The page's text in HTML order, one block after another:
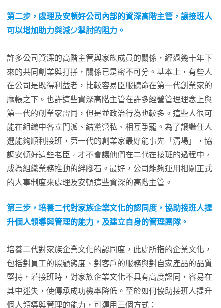
第二步，處理及安頓好公司內部的資深高階主管，讓接班人
可以增加助力與減少掣肘的阻力。
許多公司資深的高階主管與家族成員的關係，經過幾十年下
來的共同創業與打拼，關係已是密不可分。基本上，有些人
在公司是既得利益者，比較容易臣服聽命在第一代創業家的
麾帳之下。也許這些資深高階主管在許多經營管理理念上與
第一代的創業家雷同，但是並政治行為也較多。這些人很可
能在組織中各立門派、結黨營私、相互爭寵。為了讓繼任人
選能夠順利接班，第一代的創業家最好能事先「清場」，協
調安頓好這些老臣，才不會讓他們在二代在接班的過程中，
成為組織業務推動的絆腳石。最好，公司能夠運用相關正式
的人事制度來處理及安頓這些資深的高階主管。
第三步，培養二代對家族企業文化的認同度，協助接班人提
升個人領導與管理的能力，及建立自身的管理團隊。
培養二代對家族企業文化的認同度，此處所指的企業文化，
包括對員工的照顧態度、對客戶的服務與對自家產品的品質
堅持，若接班時，對家族企業文化不具有高度認同，容易在
其中迷失，使傳承成功機率降低。至於如何協助接班人提升
個人領導與管理的能力，可運用三個方式：